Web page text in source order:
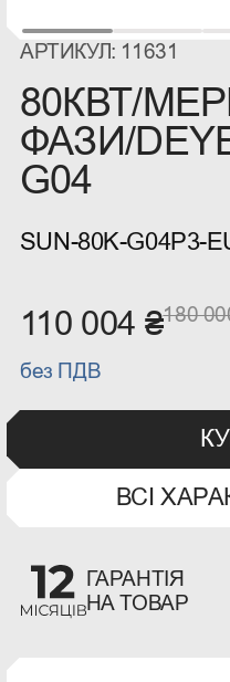
АРТИКУЛ: 11631
80КВТ/
ФАЗИ/
G04
SUN-80K-G04P3-
110 004 ₴180
без ПДВ
ВСІ
ГАРАНТІЯ
НА ТОВАР